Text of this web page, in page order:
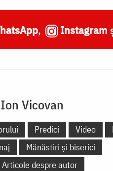
, Instagram
Vicovan
Predici Video
Mănăstiri și biserici
Articole despre autor